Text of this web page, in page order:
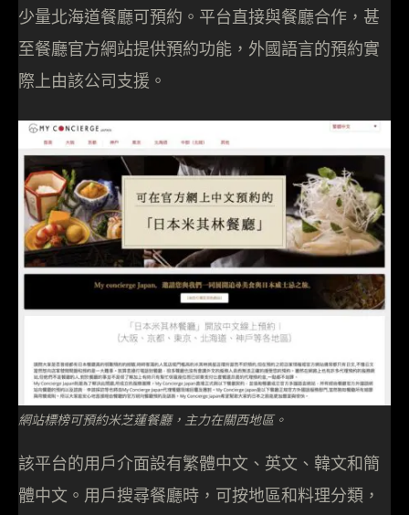
少量北海道餐廳可預約。平台直接與餐廳合作，甚
至餐廳官方網站提供預約功能，外國語言的預約實
際上由該公司支援。
網站標榜可預約米芝蓮餐廳，主力在關西地區。
該平台的用戶介面設有繁體中文、英文、韓文和簡
體中文。用戶搜尋餐廳時，可按地區和料理分類，